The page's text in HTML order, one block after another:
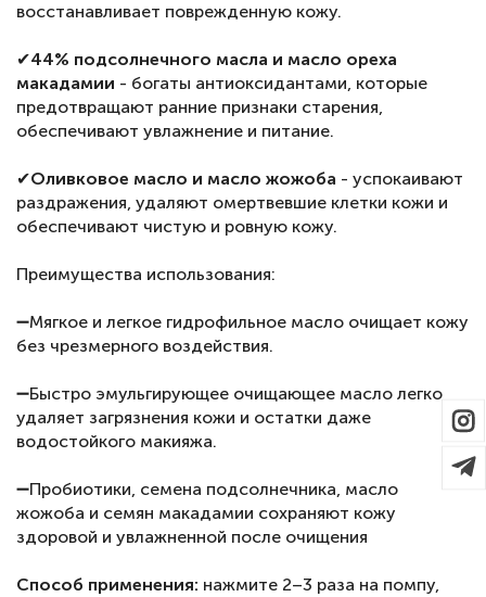
восстанавливает поврежденную кожу.
✔44% подсолнечного масла и масло ореха
макадамии - богаты антиоксидантами, которые
предотвращают ранние признаки старения,
обеспечивают увлажнение и питание.
✔Оливковое масло и масло жожоба - успокаивают
раздражения, удаляют омертвевшие клетки кожи и
обеспечивают чистую и ровную кожу.
Преимущества использования:
➖Мягкое и легкое гидрофильное масло очищает кожу
без чрезмерного воздействия.
➖Быстро эмульгирующее очищающее масло легко
удаляет загрязнения кожи и остатки даже
водостойкого макияжа.
➖Пробиотики, семена подсолнечника, масло
жожоба и семян макадамии сохраняют кожу
здоровой и увлажненной после очищения
Способ применения: нажмите 2–3 раза на помпу,